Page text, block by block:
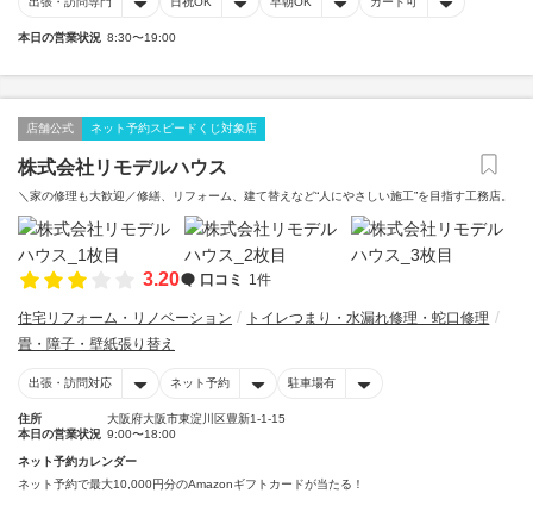
本日の営業状況 8:30〜19:00
店舗公式 ネット予約スピードくじ対象店
株式会社リモデルハウス
＼家の修理も大歓迎／修繕、リフォーム、建て替えなど“人にやさしい施工”を目指す工務店。
3.20 口コミ 1件
住宅リフォーム・リノベーション
トイレつまり・水漏れ修理・蛇口修理
畳・障子・壁紙張り替え
出張・訪問対応 ネット予約 駐車場有
住所
大阪府大阪市東淀川区豊新1-1-15
本日の営業状況 9:00〜18:00
ネット予約カレンダー
ネット予約で最大10,000円分のAmazonギフトカードが当たる！